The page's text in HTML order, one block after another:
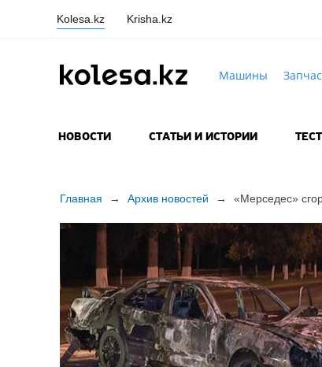
Kolesa.kz Krisha.kz
Машины
НОВОСТИ СТАТЬИ И ИСТОРИИ
Главная → Архив новостей → «Мерседес»